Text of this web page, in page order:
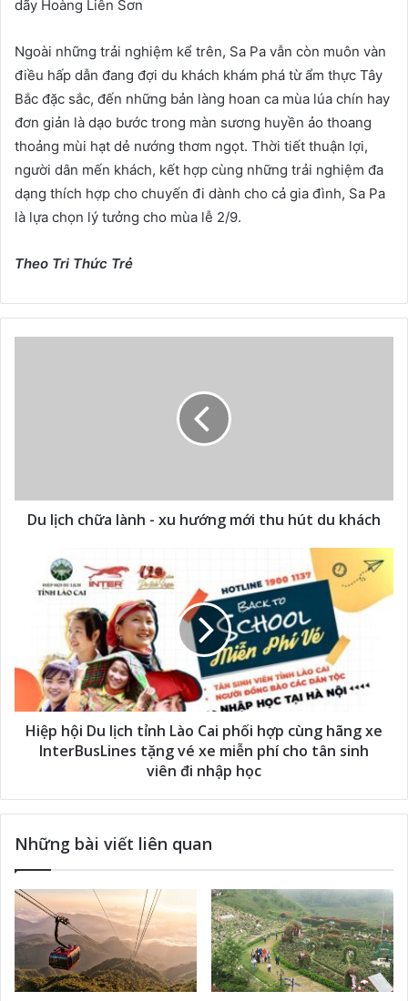
dãy Hoàng Liên Sơn
Ngoài những trải nghiệm kể trên, Sa Pa vẫn còn muôn vàn
điều hấp dẫn đang đợi du khách khám phá từ ẩm thực Tây
Bắc đặc sắc, đến những bản làng hoan ca mùa lúa chín hay
đơn giản là dạo bước trong màn sương huyền ảo thoang
thoảng mùi hạt dẻ nướng thơm ngọt. Thời tiết thuận lợi,
người dân mến khách, kết hợp cùng những trải nghiệm đa
dạng thích hợp cho chuyến đi dành cho cả gia đình, Sa Pa
là lựa chọn lý tưởng cho mùa lễ 2/9.
Theo Tri Thức Trẻ
Du lịch chữa lành - xu hướng mới thu hút du khách
Hiệp hội Du lịch tỉnh Lào Cai phối hợp cùng hãng xe
InterBusLines tặng vé xe miễn phí cho tân sinh
viên đi nhập học
Những bài viết liên quan